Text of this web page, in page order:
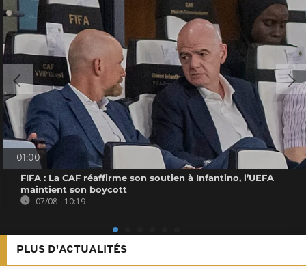
01:00
FIFA : La CAF réaffirme son soutien à Infantino, l’UEFA
maintient son boycott
07/08 - 10:19
PLUS D'ACTUALITÉS